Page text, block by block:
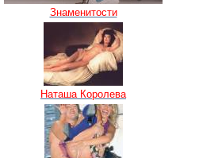
Знаменитости
Наташа Королева